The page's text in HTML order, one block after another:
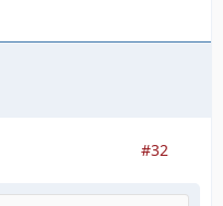
#32